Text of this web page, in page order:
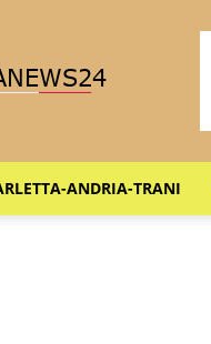
ANDRIA-TRANI